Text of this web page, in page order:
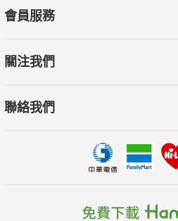
會員服務
關注我們
聯絡我們